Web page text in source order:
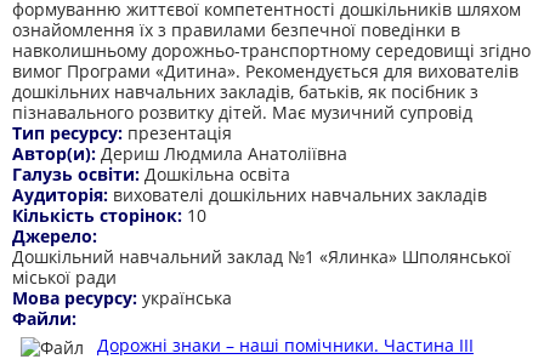
формуванню життєвої компетентності дошкільників шляхом
ознайомлення їх з правилами безпечної поведінки в
навколишньому дорожньо-транспортному середовищі згідно
вимог Програми «Дитина». Рекомендується для вихователів
дошкільних навчальних закладів, батьків, як посібник з
пізнавального розвитку дітей. Має музичний супровід
Тип ресурсу: презентація
Автор(и): Дериш Людмила Анатоліївна
Галузь освіти: Дошкільна освіта
Аудиторія: вихователі дошкільних навчальних закладів
Кількість сторінок: 10
Джерело:
Дошкільний навчальний заклад №1 «Ялинка» Шполянської
міської ради
Мова ресурсу: українська
Файли:
Дорожні знаки – наші помічники. Частина ІІІ